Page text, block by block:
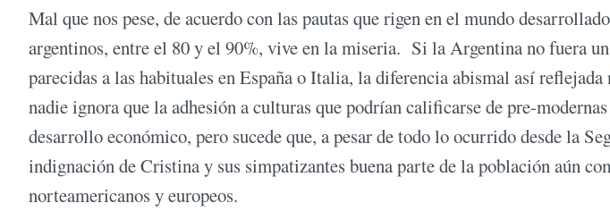
Mal que nos pese, de acuerdo con las pautas que rigen en el mundo
argentinos, entre el 80 y el 90%, vive en la miseria. Si la Argentina no fuera
parecidas a las habituales en España o Italia, la diferencia abismal así reflejada
nadie ignora que la adhesión a culturas que podrían calificarse de pre-
desarrollo económico, pero sucede que, a pesar de todo lo ocurrido desde la
indignación de Cristina y sus simpatizantes buena parte de la población aún
norteamericanos y europeos.